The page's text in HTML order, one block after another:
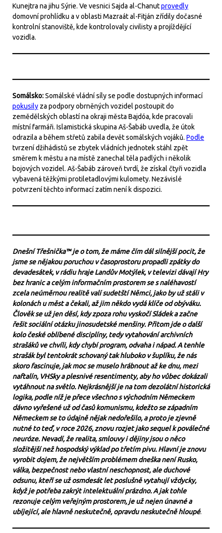
Kunejtra na jihu Sýrie. Ve vesnici Sajda al-Chanutprovedly
domovní prohlídku a v oblasti Mazraát al-Fitján zřídily dočasné
kontrolní stanoviště, kde kontrolovaly civilisty a projíždějící
vozidla.
Somálsko:Somálské vládní síly se podle dostupných informací
pokusily za podpory obrněných vozidel postoupit do
zemědělských oblastí na okraji města Bajdóa, kde pracovali
místní farmáři. Islamistická skupina Aš-Šabáb uvedla, že útok
odrazila a během střetů zabila devět somálských vojáků. Podle
tvrzení džihádistů se zbytek vládních jednotek stáhl zpět
směrem k městu a na místě zanechal těla padlých i několik
bojových vozidel. Aš-Šabáb zároveň tvrdí, že získal čtyři vozidla
vybavená těžkými protiletadlovými kulomety. Nezávislé
potvrzení těchto informací zatím není k dispozici.
Dnešní Třešnička™ je o tom, že máme čím dál silnější pocit, že
jsme se nějakou poruchou v časoprostoru propadli zpátky do
devadesátek, v rádiu hraje Landův Motýlek, v televizi dávají Hry
bez hranic a celým informačním prostorem se s naléhavostí
zcela neúměrnou realitě valí sudetští Němci, jako by už stáli v
kolonách u měst a čekali, až jim někdo vydá klíče od obýváku.
Člověk se už jen děsí, kdy zpoza rohu vyskočí Sládek a začne
řešit sociální otázku jinosudetské menšiny. Přitom jde o další
kolo české oblíbené disciplíny, tedy vytahování archivních
strašáků ve chvíli, kdy chybí program, odvaha i nápad. A tenhle
strašák byl tentokrát schovaný tak hluboko v šuplíku, že nás
skoro fascinuje, jak moc se muselo hrábnout až ke dnu, mezi
naftalín, VHSky a plesnivé resentimenty, aby ho vůbec dokázali
vytáhnout na světlo. Nejkrásnější je na tom dezolátní historická
logika, podle níž je přece všechno s východním Německem
dávno vyřešené už od časů komunismu, kdežto se západním
Německem se to údajně nějak nedořešilo, a proto je zjevně
nutné to teď, v roce 2026, znovu rozjet jako sequel k poválečné
neuróze. Nevadí, že realita, smlouvy i dějiny jsou o něco
složitější než hospodský výklad po třetím pivu. Hlavní je znovu
vyrobit dojem, že největším problémem dneška není Rusko,
válka, bezpečnost nebo vlastní neschopnost, ale duchové
odsunu, kteří se už osmdesát let poslušně vytahují vždycky,
když je potřeba zakrýt intelektuální prázdno. A jak tohle
rezonuje celým veřejným prostorem, je už nejen únavné a
ubíjející, ale hlavně neskutečně, opravdu neskutečně hloupé.